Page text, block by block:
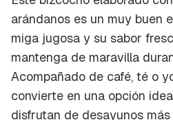
arándanos es un muy buen
miga jugosa y su sabor
mantenga de maravilla
Acompañado de café, té o
convierte en una opción
disfrutan de desayunos más